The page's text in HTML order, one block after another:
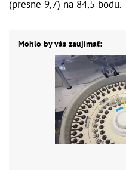
(presne 9,7) na 84,5 bodu.
Mohlo by vás zaujímať: